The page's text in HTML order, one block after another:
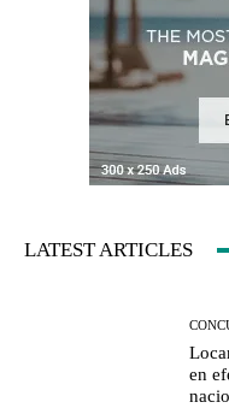
LATEST ARTICLES
en